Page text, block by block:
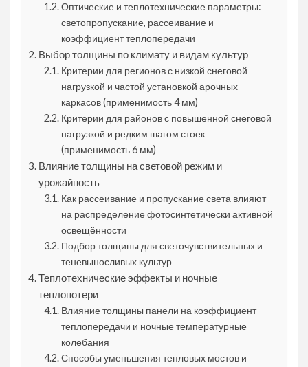
Оптические и теплотехнические параметры:
светопропускание, рассеивание и
коэффициент теплопередачи
Выбор толщины по климату и видам культур
Критерии для регионов с низкой снеговой
нагрузкой и частой установкой арочных
каркасов (применимость 4 мм)
Критерии для районов с повышенной снеговой
нагрузкой и редким шагом стоек
(применимость 6 мм)
Влияние толщины на световой режим и
урожайность
Как рассеивание и пропускание света влияют
на распределение фотосинтетически активной
освещённости
Подбор толщины для светочувствительных и
теневыносливых культур
Теплотехнические эффекты и ночные
теплопотери
Влияние толщины панели на коэффициент
теплопередачи и ночные температурные
колебания
Способы уменьшения тепловых мостов и